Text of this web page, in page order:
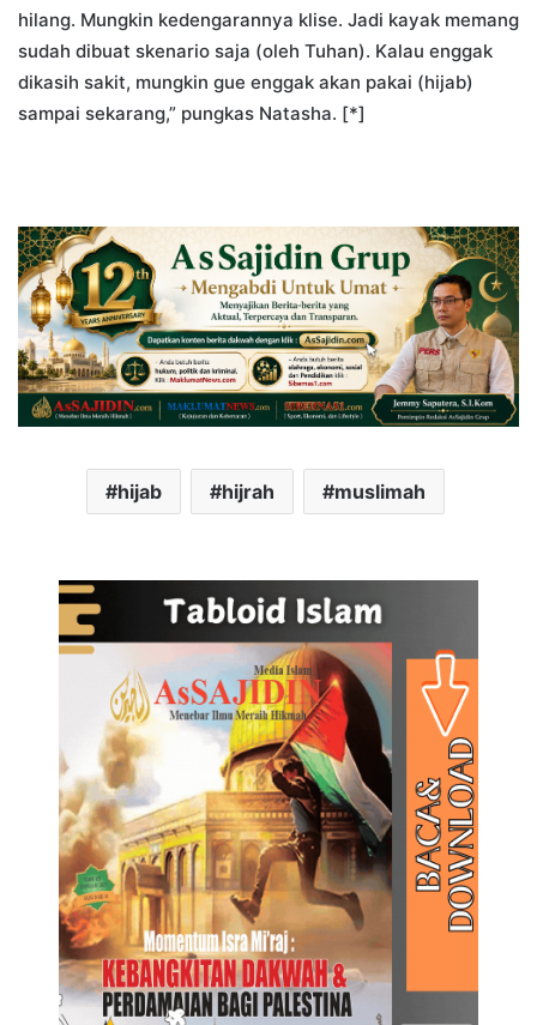
hilang. Mungkin kedengarannya klise. Jadi kayak memang
sudah dibuat skenario saja (oleh Tuhan). Kalau enggak
dikasih sakit, mungkin gue enggak akan pakai (hijab)
sampai sekarang,” pungkas Natasha. [*]
hijab hijrah muslimah